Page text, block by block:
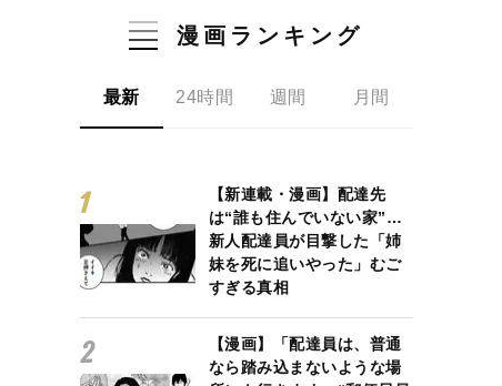
漫画ランキング
最新 24時間 週間 月間
【新連載・漫画】配達先
は“誰も住んでいない家”…
新人配達員が目撃した「姉
妹を死に追いやった」むご
すぎる真相
【漫画】「配達員は、普通
なら踏み込まないような場